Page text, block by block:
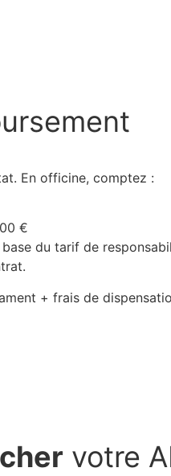
En officine, comptez :
€
du tarif de
+ frais de
votre